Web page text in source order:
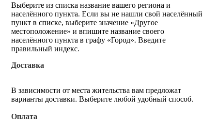
Выберите из списка название вашего региона и
населённого пункта. Если вы не нашли свой населённый
пункт в списке, выберите значение «Другое
местоположение» и впишите название своего
населённого пункта в графу «Город». Введите
правильный индекс.
Доставка
В зависимости от места жительства вам предложат
варианты доставки. Выберите любой удобный способ.
Оплата